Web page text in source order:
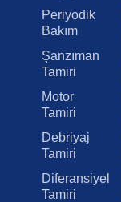
Periyodik
Bakım
Şanzıman
Tamiri
Motor
Tamiri
Debriyaj
Tamiri
Diferansiyel
Tamiri